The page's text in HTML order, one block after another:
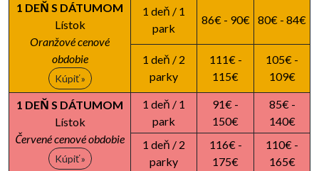
1 DEŇ S DÁTUMOM
Lístok
Oranžové cenové
obdobie
Kúpiť »
1 deň / 1
park
86€ - 90€ 80€ - 84€
1 deň / 2
parky
111€ -
115€
105€ -
109€
1 DEŇ S DÁTUMOM
Lístok
Červené cenové obdobie
Kúpiť »
1 deň / 1
park
91€ -
150€
85€ -
140€
1 deň / 2
parky
116€ -
175€
110€ -
165€